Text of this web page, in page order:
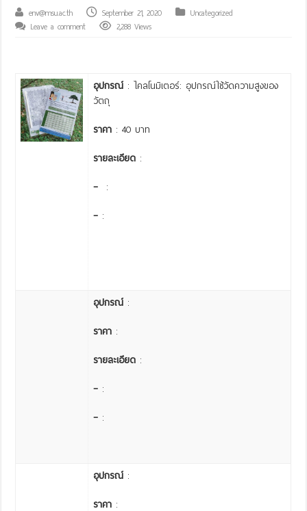
env@msu.ac.th September 21, 2020
Uncategorized
Leave a comment
2,288 Views
อุปกรณ์: ไคลโนมิเตอร์: อุปกรณ์ใช้วัดความสูงของ
วัตถุ
ราคา : 40 บาท
รายละเอียด :
– :
– :
อุปกรณ์:
ราคา :
รายละเอียด :
– :
– :
อุปกรณ์:
ราคา :